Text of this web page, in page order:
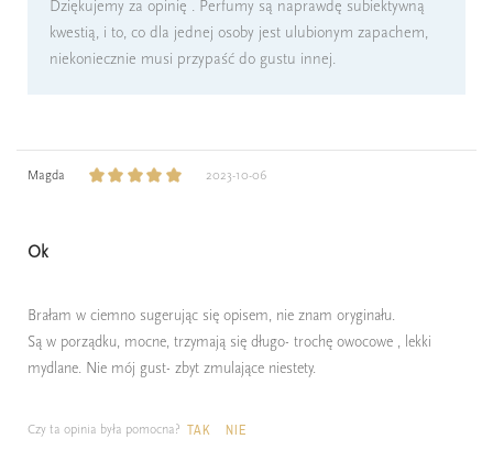
Dziękujemy za opinię . Perfumy są naprawdę subiektywną
kwestią, i to, co dla jednej osoby jest ulubionym zapachem,
niekoniecznie musi przypaść do gustu innej.
Magda 2023-10-06
Ok
Brałam w ciemno sugerując się opisem, nie znam oryginału.
Są w porządku, mocne, trzymają się długo- trochę owocowe , lekki
mydlane. Nie mój gust- zbyt zmulające niestety.
Czy ta opinia była pomocna? TAK NIE